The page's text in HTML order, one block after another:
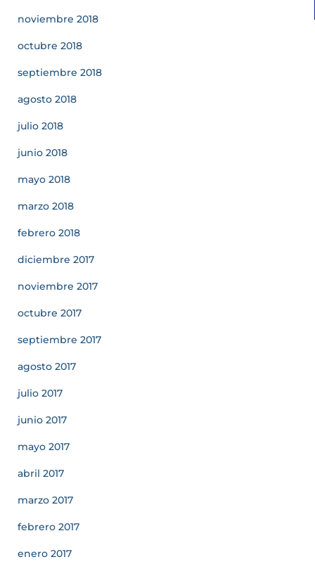
noviembre 2018
octubre 2018
septiembre 2018
agosto 2018
julio 2018
junio 2018
mayo 2018
marzo 2018
febrero 2018
diciembre 2017
noviembre 2017
octubre 2017
septiembre 2017
agosto 2017
julio 2017
junio 2017
mayo 2017
abril 2017
marzo 2017
febrero 2017
enero 2017